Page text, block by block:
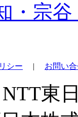
・宗
シー | お問い
NTT